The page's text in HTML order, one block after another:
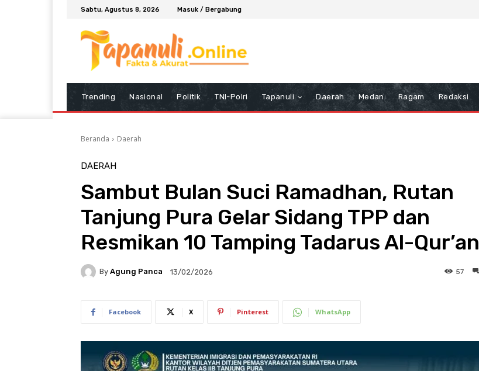
Sabtu, Agustus 8, 2026 Masuk / Bergabung
Trending Nasional Politik TNI-Polri Tapanuli Daerah Medan Ragam Redaksi
Beranda Daerah
DAERAH
Sambut Bulan Suci Ramadhan, Rutan
Tanjung Pura Gelar Sidang TPP dan
Resmikan 10 Tamping Tadarus Al-Qur’an
By Agung Panca 13/02/2026 57
Facebook X Pinterest WhatsApp